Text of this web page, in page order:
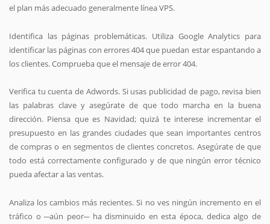
el plan más adecuado generalmente línea VPS.
Identifica las páginas problemáticas. Utiliza Google Analytics para
identificar las páginas con errores 404 que puedan estar espantando a
los clientes. Comprueba que el mensaje de error 404.
Verifica tu cuenta de Adwords. Si usas publicidad de pago, revisa bien
las palabras clave y asegúrate de que todo marcha en la buena
dirección. Piensa que es Navidad; quizá te interese incrementar el
presupuesto en las grandes ciudades que sean importantes centros
de compras o en segmentos de clientes concretos. Asegúrate de que
todo está correctamente configurado y de que ningún error técnico
pueda afectar a las ventas.
Analiza los cambios más recientes. Si no ves ningún incremento en el
tráfico o ─aún peor─ ha disminuido en esta época, dedica algo de